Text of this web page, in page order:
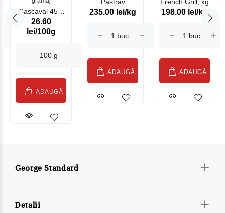
Cascaval 45%
Maasdam
Sublime Cow
26.60
lei/100g
ADAUGĂ
Somonat
235.00 lei/kg
ADAUGĂ
198.00 lei/kg
ADAUGĂ
George Standard
Detalii